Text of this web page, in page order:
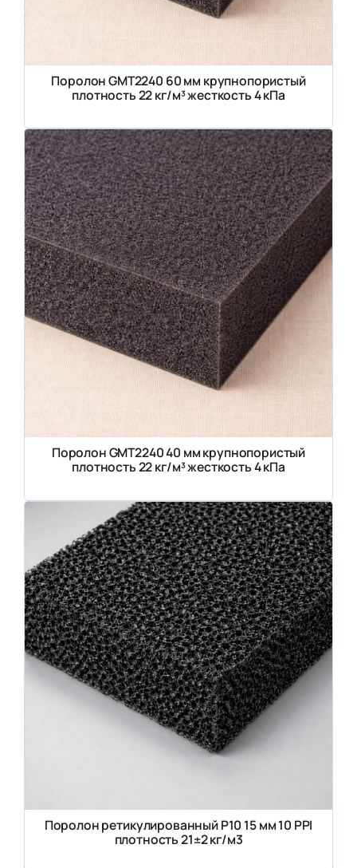
Поролон GMT2240 60 мм крупнопористый
плотность 22 кг/м³ жесткость 4 кПа
Поролон GMT2240 40 мм крупнопористый
плотность 22 кг/м³ жесткость 4 кПа
Поролон ретикулированный P10 15 мм 10 PPI
плотность 21±2 кг/м3